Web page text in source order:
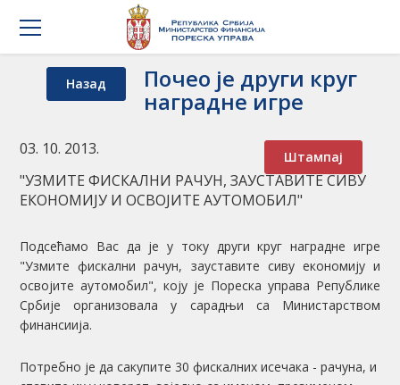
Назад Почео је други круг
наградне игре
Штампај
03. 10. 2013.
"УЗМИТЕ ФИСКАЛНИ РАЧУН, ЗАУСТАВИТЕ СИВУ
ЕКОНОМИЈУ И ОСВОЈИТЕ АУТОМОБИЛ"
Подсећамо Вас да је у току други круг наградне игре
"Узмите фискални рачун, зауставите сиву економију и
освојите аутомобил", коју је Пореска управа Републике
Србије организовала у сарадњи са Министарством
финансиија.
Потребно је да сакупите 30 фискалних исечака - рачуна, и